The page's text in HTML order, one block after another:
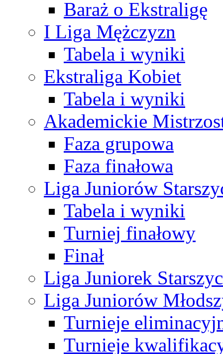
Baraż o Ekstraligę
I Liga Mężczyzn
Tabela i wyniki
Ekstraliga Kobiet
Tabela i wyniki
Akademickie
Faza grupowa
Faza finałowa
Liga Juniorów
Tabela i wyniki
Turniej finałowy
Finał
Liga Juniorek
Liga Juniorów
Turnieje
Turnieje